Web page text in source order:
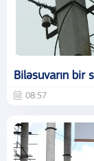
Biləsuvarın bir
08:57